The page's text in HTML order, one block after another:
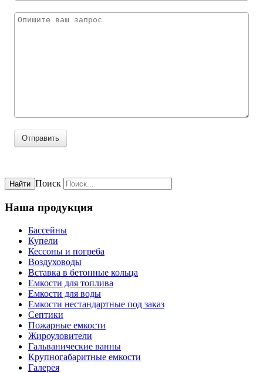
Отправить
Найти Поиск
Наша продукция
Бассейны
Купели
Кессоны и погреба
Воздуховоды
Вставка в бетонные кольца
Емкости для топлива
Емкости для воды
Емкости нестандартные под заказ
Септики
Пожарные емкости
Жироуловители
Гальванические ванны
Крупногабаритные емкости
Галерея